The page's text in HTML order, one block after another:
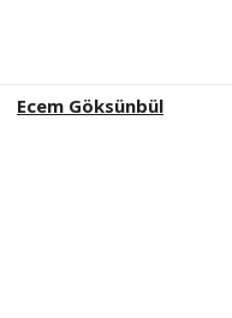
Ecem Göksünbül